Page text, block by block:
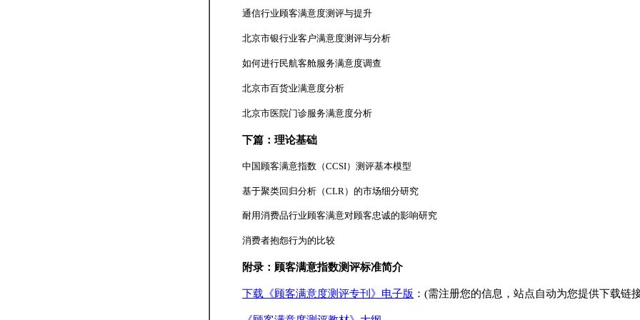
通信行业顾客满意度测评与提升
北京市银行业客户满意度测评与分析
如何进行民航客舱服务满意度调查
北京市百货业满意度分析
北京市医院门诊服务满意度分析
下篇：理论基础
中国顾客满意指数（CCSI）测评基本模型
基于聚类回归分析（CLR）的市场细分研究
耐用消费品行业顾客满意对顾客忠诚的影响研究
消费者抱怨行为的比较
附录：顾客满意指数测评标准简介
下载《顾客满意度测评专刊》电子版 ：(需注册您的信息，站点自动为您提供下载链